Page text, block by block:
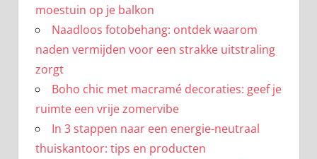
moestuin op je balkon
Naadloos fotobehang: ontdek waarom
naden vermijden voor een strakke uitstraling
zorgt
Boho chic met macramé decoraties: geef je
ruimte een vrije zomervibe
In 3 stappen naar een energie-neutraal
thuiskantoor: tips en producten